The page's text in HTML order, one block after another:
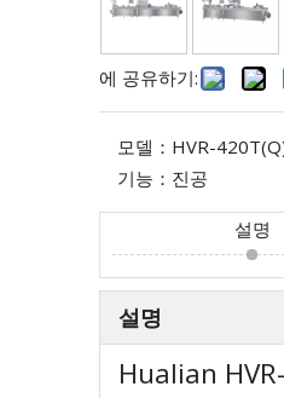
에 공유하기:
모델： HVR-
기능： 진공
설명
설명
Hualian